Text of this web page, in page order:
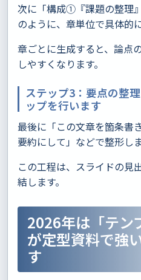
次に「構成①『課題の整理
のように、章単位で具体的
章ごとに生成すると、論点
しやすくなります。
ステップ3：要点の整
ップを行います
最後に「この文章を箇条書
要約にして」などで整形しま
この工程は、スライドの見
結します。
2026年は「テン
が定型資料で強
す